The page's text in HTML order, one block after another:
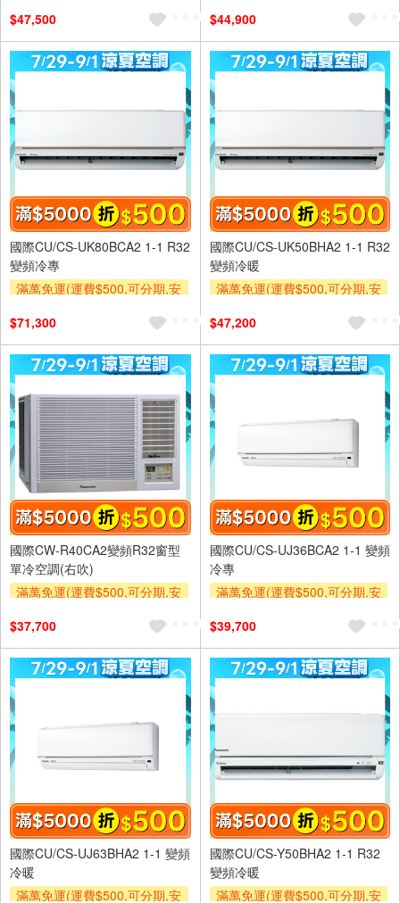
及使用6期以上分期0利率,需付
基本安裝運費)
滿額折$500
滿額贈券
$47,500
及使用6期以上分期0利率,需付
基本安裝運費)
滿額折$500
滿額贈券
$44,900
國際CU/CS-UK80BCA2 1-1 R32
變頻冷專
滿萬免運(運費$500,可分期,安
及使用6期以上分期0利率,需付
基本安裝運費)
滿額折$500
滿額贈券
$71,300
國際CU/CS-UK50BHA2 1-1 R32
變頻冷暖
滿萬免運(運費$500,可分期,安
及使用6期以上分期0利率,需付
基本安裝運費)
滿額折$500
滿額贈券
$47,200
國際CW-R40CA2變頻R32窗型
單冷空調(右吹)
滿萬免運(運費$500,可分期,安
及使用6期以上分期0利率,需付
基本安裝運費)
滿額折$500
滿額贈券
$37,700
國際CU/CS-UJ36BCA2 1-1 變頻
冷專
滿萬免運(運費$500,可分期,安
及使用6期以上分期0利率,需付
基本安裝運費)
滿額折$500
滿額贈券
$39,700
國際CU/CS-UJ63BHA2 1-1 變頻
冷暖
滿萬免運(運費$500,可分期,安
國際CU/CS-Y50BHA2 1-1 R32
變頻冷暖
滿萬免運(運費$500,可分期,安